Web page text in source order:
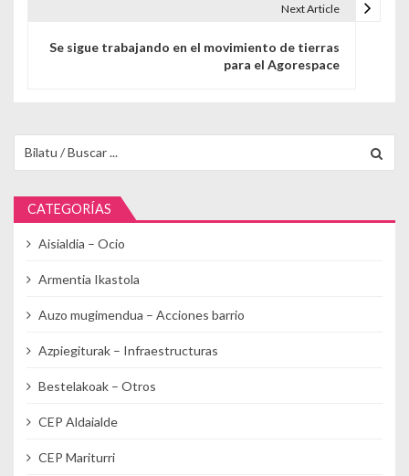
Next Article
Se sigue trabajando en el movimiento de tierras
para el Agorespace
CATEGORÍAS
Aisialdia – Ocio
Armentia Ikastola
Auzo mugimendua – Acciones barrio
Azpiegiturak – Infraestructuras
Bestelakoak – Otros
CEP Aldaialde
CEP Mariturri